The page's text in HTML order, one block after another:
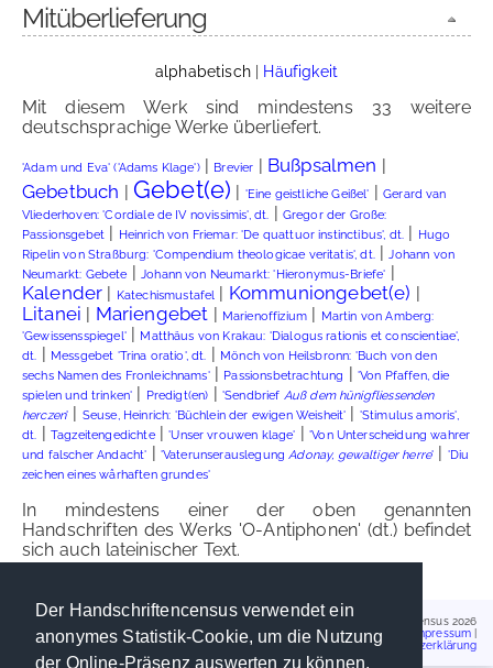
Der Handschriftencensus verwendet ein
anonymes Statistik-Cookie, um die Nutzung
der Online-Präsenz auswerten zu können.
Mitüberlieferung
alphabetisch| Häufigkeit
Mit diesem Werk sind mindestens 33 weitere
deutschsprachige Werke überliefert.
'Adam und Eva' ('Adams Klage')| Brevier | Bußpsalmen |
Gebetbuch | Gebet(e) | 'Eine geistliche Geißel' |Gerard van
Vliederhoven: 'Cordiale de IV novissimis', dt. | Gregor der Große:
Passionsgebet | Heinrich von Friemar: 'De quattuor instinctibus', dt. | Hugo
Ripelin von Straßburg: 'Compendium theologicae veritatis', dt.|Johann von
Neumarkt: Gebete |Johann von Neumarkt: 'Hieronymus-Briefe' |
Kalender | Katechismustafel | Kommuniongebet(e) |
Litanei | Mariengebet | Marienoffizium | Martin von Amberg:
'Gewissensspiegel'| Matthäus von Krakau: 'Dialogus rationis et conscientiae',
dt. | Messgebet 'Trina oratio', dt. | Mönch von Heilsbronn: 'Buch von den
sechs Namen des Fronleichnams'| Passionsbetrachtung | 'Von Pfaffen, die
spielen und trinken' | Predigt(en) | 'Sendbrief Auß dem hünigfliessenden
herczen' | Seuse, Heinrich: 'Büchlein der ewigen Weisheit' | 'Stimulus amoris',
dt. | Tagzeitengedichte|'Unser vrouwen klage' |'Von Unterscheidung wahrer
und falscher Andacht' | 'VaterunserauslegungAdonay, gewaltiger herre' | 'Diu
zeichen eines wârhaften grundes'
In mindestens einer der oben genannten
Handschriften des Werks 'O-Antiphonen' (dt.) befindet
sich auch lateinischer Text.
Handschriftencensus 2026
Impressum
Datenschutzerklärung